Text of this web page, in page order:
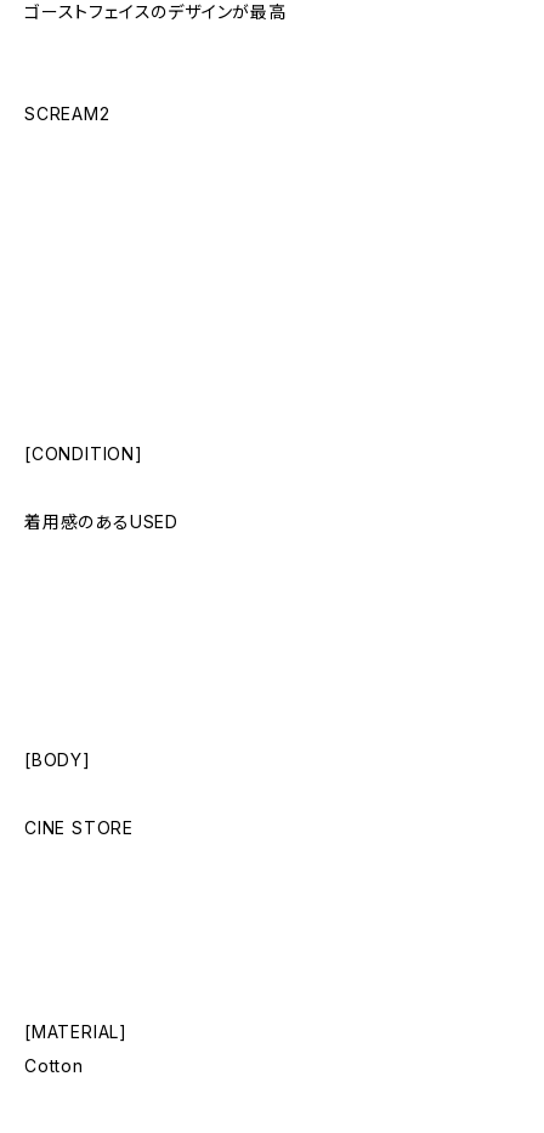
ゴーストフェイスのデザインが最高
SCREAM2
[CONDITION]
着用感のあるUSED
[BODY]
CINE STORE
[MATERIAL]
Cotton